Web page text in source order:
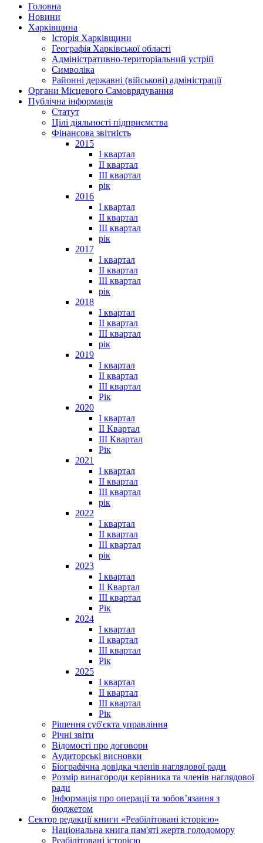
Головна
Новини
Харківщина
Історія Харківщини
Географія Харківської області
Адміністративно-територіальний устрій
Символіка
Районні державні (військові) адміністрації
Органи Місцевого Самоврядування
Публічна інформація
Статут
Цілі діяльності підприємства
Фінансова звітність
2015
I квартал
II квартал
III квартал
рік
2016
I квартал
II квартал
III квартал
рік
2017
I квартал
II квартал
III квартал
рік
2018
I квартал
II квартал
III квартал
рік
2019
I квартал
II квартал
III квартал
Рік
2020
I квартал
II Квартал
III Квартал
Рік
2021
I квартал
II квартал
III квартал
рік
2022
I квартал
II квартал
ІІІ квартал
рік
2023
І квартал
ІІ Квартал
III квартал
Рік
2024
I квартал
II квартал
III квартал
Рік
2025
I квартал
II квартал
III квартал
Рік
Рішення суб'єкта управління
Річні звіти
Відомості про договори
Аудиторські висновки
Біографічна довідка членів наглядової ради
Розмір винагороди керівника та членів наглядової
ради
Інформація про операції та зобов’язання з
бюджетом
Сектор редакції книги «Реабілітовані історією»
Національна книга пам'яті жертв голодомору
Реабілітовані історією